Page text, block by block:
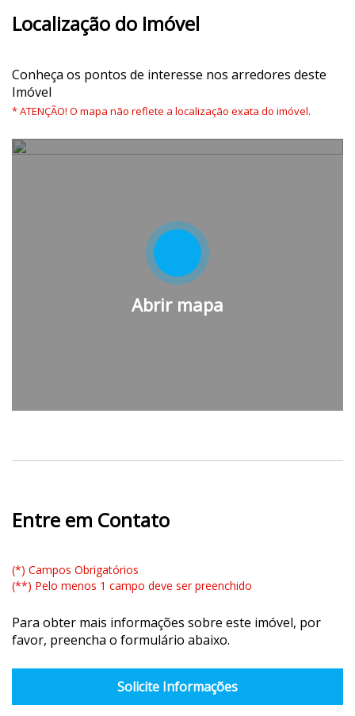
Localização do Imóvel
Conheça os pontos de interesse nos arredores deste
Imóvel
* ATENÇÃO! O mapa não reflete a localização exata do imóvel.
Abrir mapa
Entre em Contato
(*) Campos Obrigatórios
(**) Pelo menos 1 campo deve ser preenchido
Para obter mais informações sobre este imóvel, por
favor, preencha o formulário abaixo.
Solicite Informações